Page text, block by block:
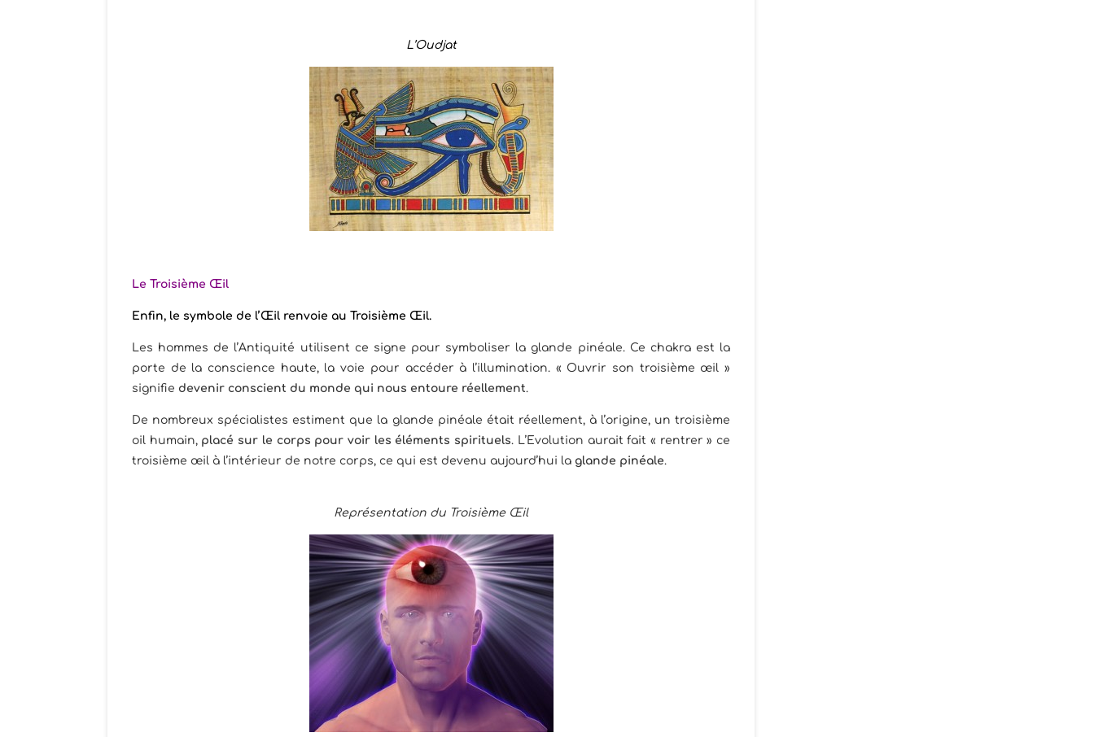
L’Oudjat
Le Troisième Œil
Enfin, le symbole de l’Œil renvoie au Troisième Œil.
Les hommes de l’Antiquité utilisent ce signe pour symboliser la glande pinéale. Ce chakra est la
porte de la conscience haute, la voie pour accéder à l’illumination. « Ouvrir son troisième œil »
signifie devenir conscient du monde qui nous entoure réellement.
De nombreux spécialistes estiment que la glande pinéale était réellement, à l’origine, un troisième
oil humain, placé sur le corps pour voir les éléments spirituels. L’Evolution aurait fait « rentrer » ce
troisième œil à l’intérieur de notre corps, ce qui est devenu aujourd’hui la glande pinéale.
Représentation du Troisième Œil